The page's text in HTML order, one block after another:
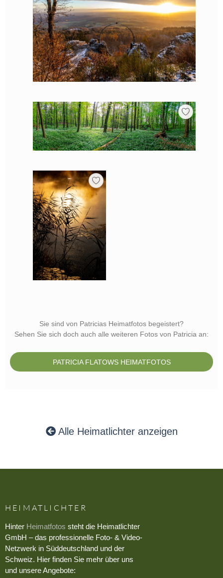
Sie sind von Patricias Heimatfotos begeistert?
Sehen Sie sich doch auch alle weiteren Fotos von Patricia an:
PATRICIA FLATOWS HEIMATFOTOS
Alle Heimatlichter anzeigen
HEIMATLICHTER
Hinter Heimatfotos steht die Heimatlichter
GmbH – das professionelle Foto- & Video-
Netzwerk in Süddeutschland und der
Schweiz. Hier finden Sie mehr über uns
und unsere Angebote: